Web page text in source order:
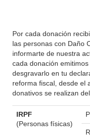
Por cada donación
las personas con Daño
informarte de nuestra
cada donación
desgravarlo en tu
reforma fiscal, desde el
donativos se realizan
IRPF
(Personas físicas)